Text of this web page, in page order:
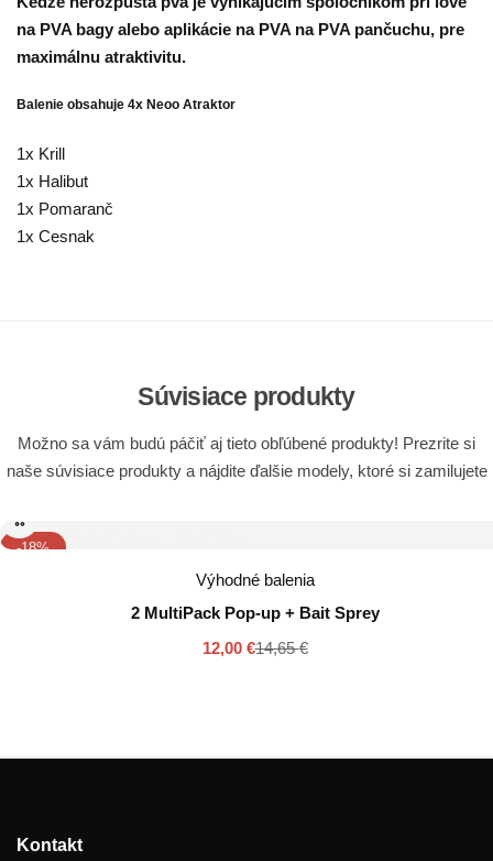
na PVA bagy alebo aplikácie na PVA na PVA pančuchu, pre
maximálnu atraktivitu.
Balenie obsahuje 4x Neoo Atraktor
1x Krill
1x Halibut
1x Pomaranč
1x Cesnak
Súvisiace produkty
Možno sa vám budú páčiť aj tieto obľúbené produkty! Prezrite si
naše súvisiace produkty a nájdite ďalšie modely, ktoré si zamilujete
-18%
Výhodné balenia
2 MultiPack Pop-up + Bait Sprey
14,65€
12,00 €
Kontakt